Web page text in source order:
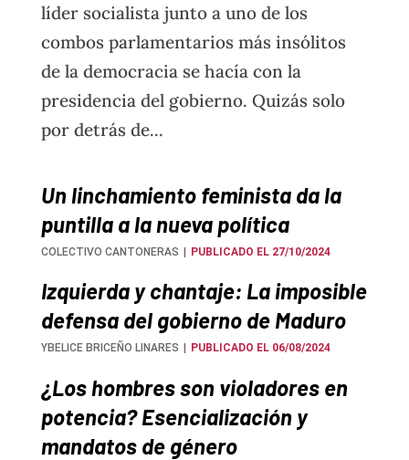
líder socialista junto a uno de los
combos parlamentarios más insólitos
de la democracia se hacía con la
presidencia del gobierno. Quizás solo
por detrás de...
Un linchamiento feminista da la
puntilla a la nueva política
COLECTIVO CANTONERAS PUBLICADO EL 27/10/2024
Izquierda y chantaje: La imposible
defensa del gobierno de Maduro
YBELICE BRICEÑO LINARES PUBLICADO EL 06/08/2024
¿Los hombres son violadores en
potencia? Esencialización y
mandatos de género